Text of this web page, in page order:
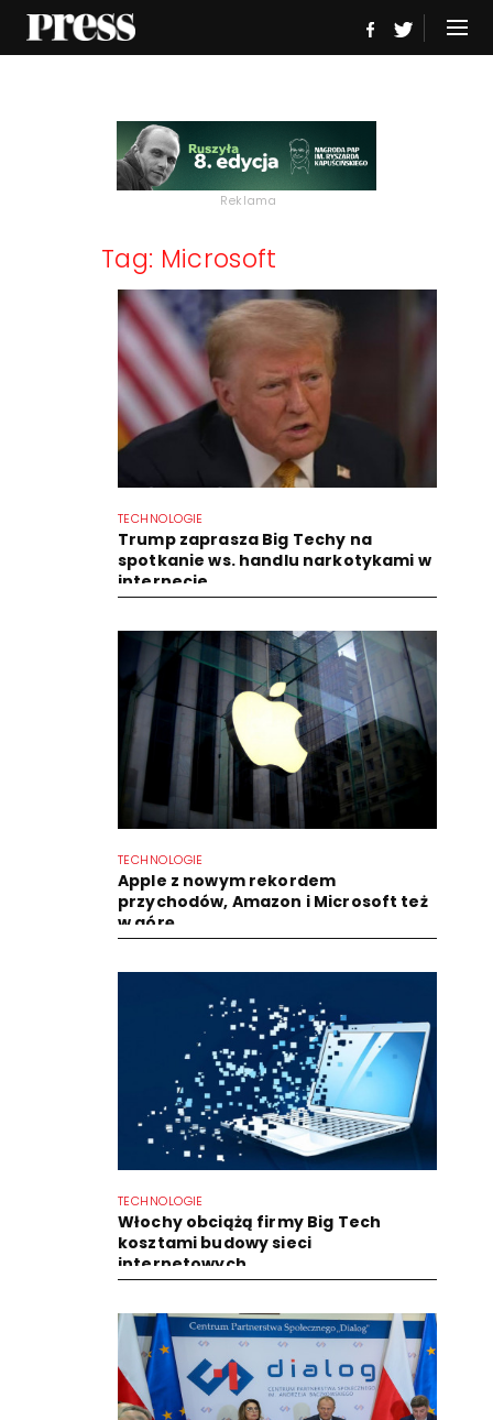
Reklama
Tag: Microsoft
TECHNOLOGIE
Trump zaprasza Big Techy na
spotkanie ws. handlu narkotykami w
internecie
TECHNOLOGIE
Apple z nowym rekordem
przychodów, Amazon i Microsoft też
w górę
TECHNOLOGIE
Włochy obciążą firmy Big Tech
kosztami budowy sieci
internetowych